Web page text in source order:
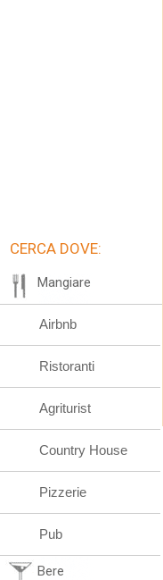
CERCA DOVE:
Mangiare
Airbnb
Ristoranti
Agriturist
Country House
Pizzerie
Pub
Bere